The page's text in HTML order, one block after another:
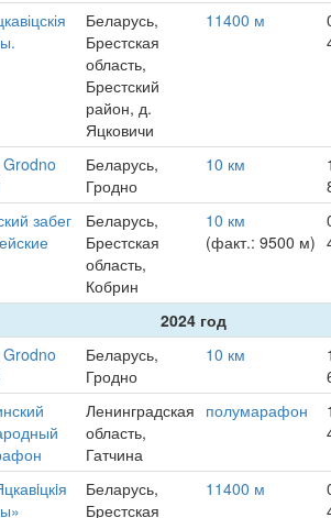
Беларусь,
Брестская
область,
Брестский
район, д.
Яцковичи
11400 м
Беларусь,
Гродно
10 км
забег
Беларусь,
Брестская
область,
Кобрин
10 км
(факт.: 9500 м)
2024 год
Беларусь,
Гродно
10 км
Ленинградская
область,
Гатчина
полумарафон
Беларусь,
Брестская
11400 м